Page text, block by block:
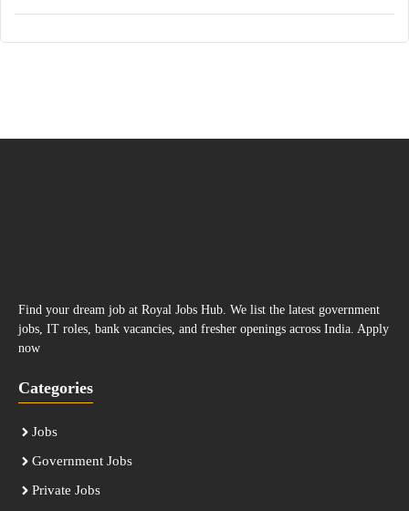
Find your dream job at Royal Jobs Hub. We list the latest government
jobs, IT roles, bank vacancies, and fresher openings across India. Apply
now
Categories
Jobs
Government Jobs
Private Jobs